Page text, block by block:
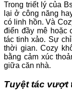
Trong triết lý của
lại ở công năng
có linh hồn. Và
điển đầy mê hoặc
tác tinh xảo. Sự
thời gian. Cozy
bằng cảm xúc
giữa căn nhà.
Tuyệt tác vượt